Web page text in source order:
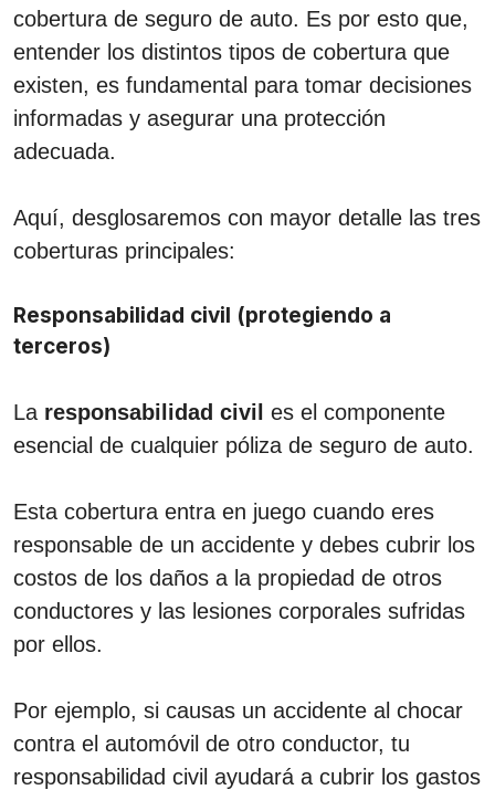
cobertura de seguro de auto. Es por esto que,
entender los distintos tipos de cobertura que
existen, es fundamental para tomar decisiones
informadas y asegurar una protección
adecuada.
Aquí, desglosaremos con mayor detalle las tres
coberturas principales:
Responsabilidad civil (protegiendo a
terceros)
La responsabilidad civil es el componente
esencial de cualquier póliza de seguro de auto.
Esta cobertura entra en juego cuando eres
responsable de un accidente y debes cubrir los
costos de los daños a la propiedad de otros
conductores y las lesiones corporales sufridas
por ellos.
Por ejemplo, si causas un accidente al chocar
contra el automóvil de otro conductor, tu
responsabilidad civil ayudará a cubrir los gastos